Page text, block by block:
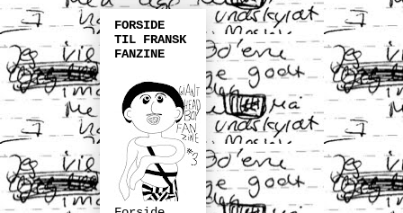
FORSIDE
TIL FRANSK
FANZINE